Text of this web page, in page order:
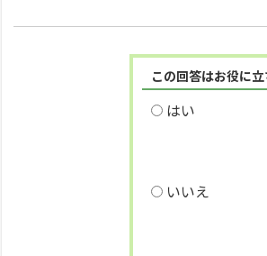
この回答はお役に
はい
いいえ